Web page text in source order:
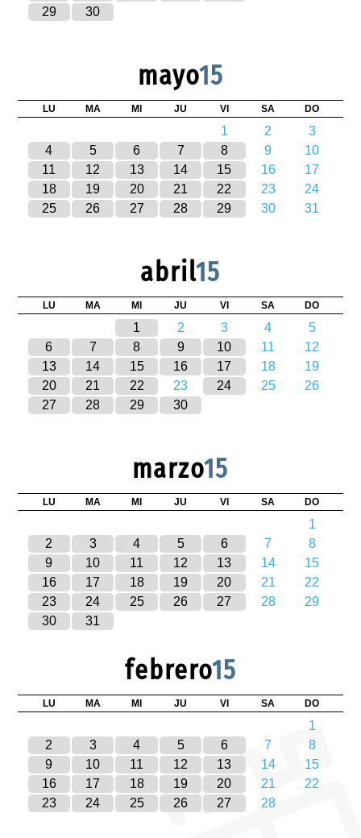
29
30
mayo15
LU MA MI JU VI SA DO
1 2
3
4
5 6 7 8 9
10
11
12 13 14 15 16
17
18
19 20 21 22 23
24
25
26 27 28 29 30 31
abril15
LU MA MI JU VI SA DO
1 2 3 4
5
6
7 8 9 10 11
12
13
14 15 16 17 18
19
20
21 22 23 24 25
26
27
28 29 30
marzo15
LU MA MI JU VI SA DO
1
2
3 4 5 6 7
8
9
10 11 12 13 14
15
16
17 18 19 20 21
22
23
24 25 26 27 28
29
30
31
febrero15
LU MA MI JU VI SA DO
1
2
3 4 5 6 7
8
9
10 11 12 13 14
15
16
17 18 19 20 21
22
23
24 25 26 27 28